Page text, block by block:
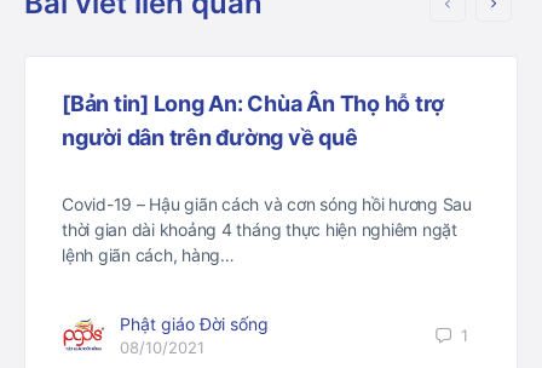
[Bản tin] Long An: Chùa Ân Thọ hỗ trợ
người dân trên đường về quê
Covid-19 – Hậu giãn cách và cơn sóng hồi hương Sau
thời gian dài khoảng 4 tháng thực hiện nghiêm ngặt
lệnh giãn cách, hàng…
Phật giáo Đời sống
08/10/2021
1